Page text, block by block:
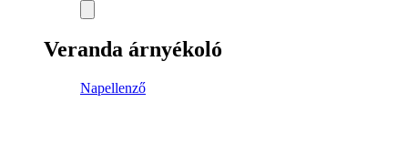
Veranda árnyékoló
Napellenző